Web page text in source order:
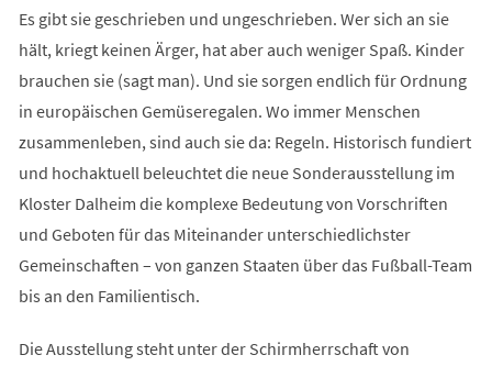
Es gibt sie geschrieben und ungeschrieben. Wer sich an sie
hält, kriegt keinen Ärger, hat aber auch weniger Spaß. Kinder
brauchen sie (sagt man). Und sie sorgen endlich für Ordnung
in europäischen Gemüseregalen. Wo immer Menschen
zusammenleben, sind auch sie da: Regeln. Historisch fundiert
und hochaktuell beleuchtet die neue Sonderausstellung im
Kloster Dalheim die komplexe Bedeutung von Vorschriften
und Geboten für das Miteinander unterschiedlichster
Gemeinschaften – von ganzen Staaten über das Fußball-Team
bis an den Familientisch.
Die Ausstellung steht unter der Schirmherrschaft von